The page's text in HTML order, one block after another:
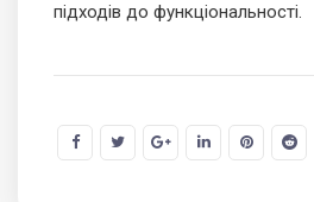
підходів до функціональності.